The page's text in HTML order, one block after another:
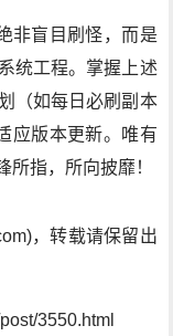
非盲目刷怪，而是
统工程。掌握上述
（如每日必刷副本
应版本更新。唯有
所指，所向披靡！
，转载请保留出
3550.html